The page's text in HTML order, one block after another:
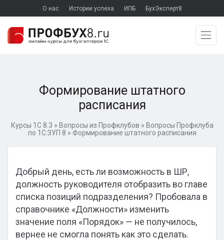
О нас Истории успеха ИПБ БухЭксперт8
Формирование штатного
расписания
Курсы 1С 8.3 » Вопросы из Профклубов » Вопросы Профклуба
по 1С:ЗУП 8 » Формирование штатного расписания
Добрый день, есть ли возможность в ШР,
должность руководителя отобразить во главе
списка позиций подразделения? Пробовала в
справочнике «Должности» изменить
значение поля «Порядок» — не получилось,
вернее не смогла понять как это сделать.